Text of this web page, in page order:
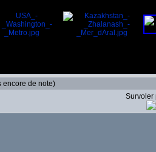
encore de note)
Survoler